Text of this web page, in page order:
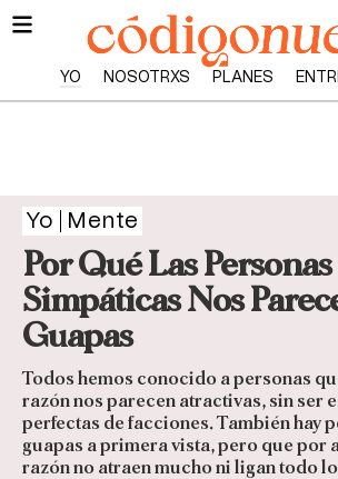
YO NOSOTRXS PLANES
Yo Mente
Por Qué Las Personas
Simpáticas Nos
Guapas
Todos hemos conocido a personas
razón nos parecen atractivas, sin ser
perfectas de facciones. También hay
guapas a primera vista, pero que por
razón no atraen mucho ni ligan todo